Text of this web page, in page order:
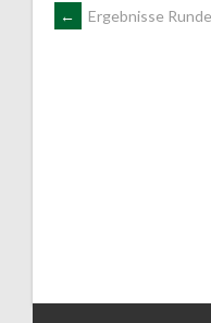
ARTIKEL-
← Ergebnisse